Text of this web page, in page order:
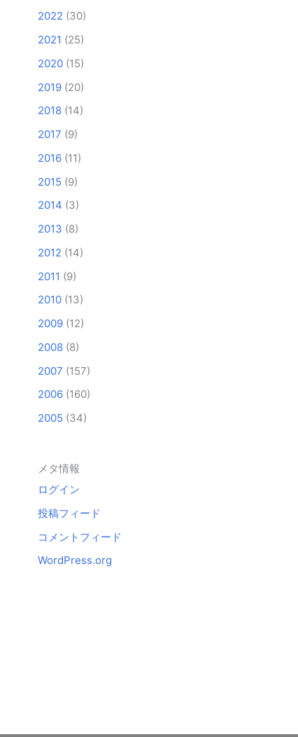
2022 (30)
2021 (25)
2020 (15)
2019 (20)
2018 (14)
2017 (9)
2016 (11)
2015 (9)
2014 (3)
2013 (8)
2012 (14)
2011 (9)
2010 (13)
2009 (12)
2008 (8)
2007 (157)
2006 (160)
2005 (34)
メタ情報
ログイン
投稿フィード
コメントフィード
WordPress.org